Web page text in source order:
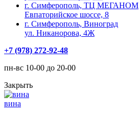
г. Симферополь, ТЦ МЕГАНОМ
Евпаторийское шоссе, 8
г. Симферополь, Виноград
ул. Никанорова, 4Ж
+7 (978) 272-92-48
пн-вс 10-00 до 20-00
Закрыть
вина